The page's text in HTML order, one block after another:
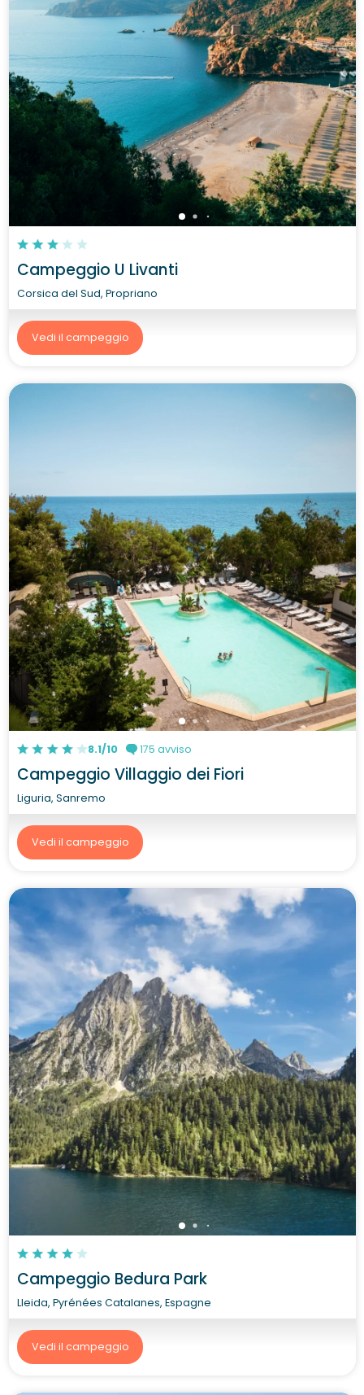
Campeggio U Livanti
Corsica del Sud, Propriano
Vedi il campeggio
8.1/10 175 avviso
Campeggio Villaggio dei Fiori
Liguria, Sanremo
Vedi il campeggio
Campeggio Bedura Park
Lleida, Pyrénées Catalanes, Espagne
Vedi il campeggio